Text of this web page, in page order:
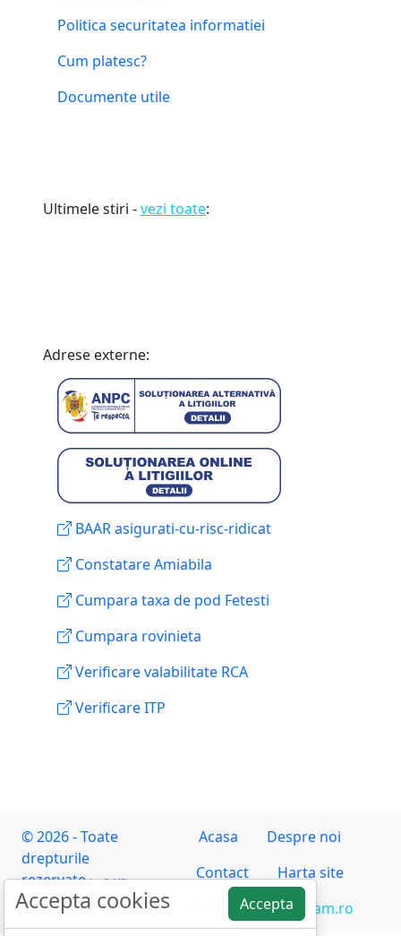
Politica securitatea informatiei
Cum platesc?
Documente utile
Ultimele stiri -vezi toate:
Adrese externe:
BAAR asigurati-cu-risc-ridicat
Constatare Amiabila
Cumpara taxa de pod Fetesti
Cumpara rovinieta
Verificare valabilitate RCA
Verificare ITP
© 2026 - Toate
drepturile
rezervate(ver. 5-448)
Acasa
Despre noi
Contact
Harta site
Powered by asiguram.ro
Accepta cookies Accepta